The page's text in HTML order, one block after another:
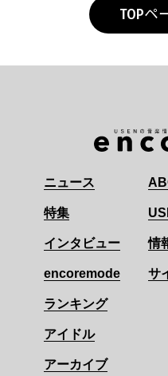
TOPペ
ニュース
特集
インタビュー
encoremode
ランキング
アイドル
アーカイブ
情
サ